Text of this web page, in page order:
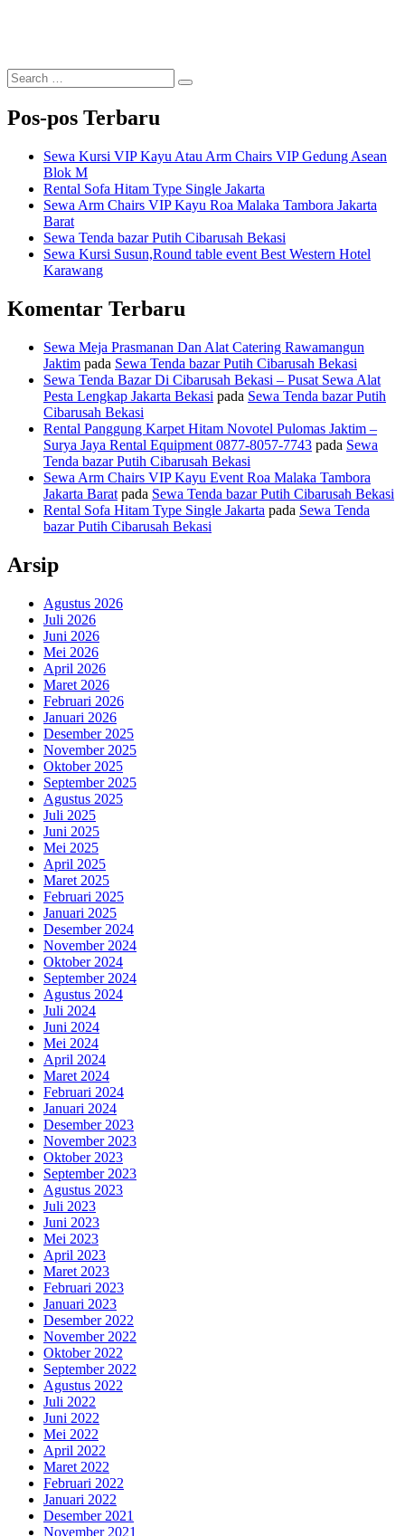
Search
for:
Search
Pos-pos Terbaru
Sewa Kursi VIP Kayu Atau Arm Chairs VIP Gedung Asean
Blok M
Rental Sofa Hitam Type Single Jakarta
Sewa Arm Chairs VIP Kayu Roa Malaka Tambora Jakarta
Barat
Sewa Tenda bazar Putih Cibarusah Bekasi
Sewa Kursi Susun,Round table event Best Western Hotel
Karawang
Komentar Terbaru
Sewa Meja Prasmanan Dan Alat Catering Rawamangun
Jaktim pada Sewa Tenda bazar Putih Cibarusah Bekasi
Sewa Tenda Bazar Di Cibarusah Bekasi – Pusat Sewa Alat
Pesta Lengkap Jakarta Bekasi pada Sewa Tenda bazar Putih
Cibarusah Bekasi
Rental Panggung Karpet Hitam Novotel Pulomas Jaktim –
Surya Jaya Rental Equipment 0877-8057-7743 pada Sewa
Tenda bazar Putih Cibarusah Bekasi
Sewa Arm Chairs VIP Kayu Event Roa Malaka Tambora
Jakarta Barat pada Sewa Tenda bazar Putih Cibarusah Bekasi
Rental Sofa Hitam Type Single Jakarta pada Sewa Tenda
bazar Putih Cibarusah Bekasi
Arsip
Agustus 2026
Juli 2026
Juni 2026
Mei 2026
April 2026
Maret 2026
Februari 2026
Januari 2026
Desember 2025
November 2025
Oktober 2025
September 2025
Agustus 2025
Juli 2025
Juni 2025
Mei 2025
April 2025
Maret 2025
Februari 2025
Januari 2025
Desember 2024
November 2024
Oktober 2024
September 2024
Agustus 2024
Juli 2024
Juni 2024
Mei 2024
April 2024
Maret 2024
Februari 2024
Januari 2024
Desember 2023
November 2023
Oktober 2023
September 2023
Agustus 2023
Juli 2023
Juni 2023
Mei 2023
April 2023
Maret 2023
Februari 2023
Januari 2023
Desember 2022
November 2022
Oktober 2022
September 2022
Agustus 2022
Juli 2022
Juni 2022
Mei 2022
April 2022
Maret 2022
Februari 2022
Januari 2022
Desember 2021
November 2021